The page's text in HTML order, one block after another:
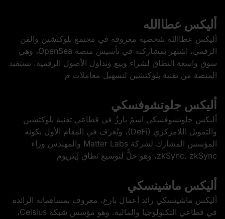
أليكس عطاالله
أليكس عطاالله شخصية معروفة في مجتمع بلوكتشين والفن
الرقمي، اشتهر بمشاركته في تأسيس منصة OpenSea، وهي
سوق واسعة النطاق لشراء وبيع وتداول الأصول الرقمية. تستفيد
المنصة من تقنية بلوكتشين لتسهيل معاملات م
أليكس جلوتشوفسكي
أليكس جلوتشوفسكي اسمٌ بارزٌ في قطاعي تقنية بلوكتشين
والتمويل اللامركزي (DeFi)، ويُعرف في المقام الأول بكونه
المؤسس المشارك لشركة Matter Labs والمهندس وراء
zkSync. zkSync، وهو حلٌّ لتوسيع نطاق إيثريوم
أليكس ماشينسكي
أليكس ماشينسكي رائد أعمال بارع، معروف بمساهماته الرائدة
في قطاعي التكنولوجيا والمالية. وهو مؤسس شبكة Celsius،